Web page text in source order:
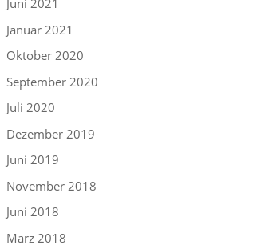
Juni 2021
Januar 2021
Oktober 2020
September 2020
Juli 2020
Dezember 2019
Juni 2019
November 2018
Juni 2018
März 2018